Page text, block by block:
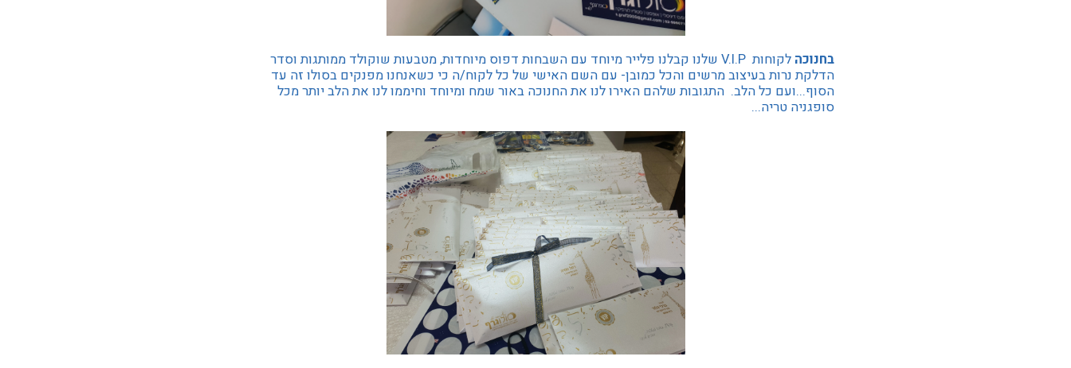
בחנוכה
לקוחות V.I.P שלנו קבלנו פלייר מיוחד עם השבחות דפוס מיוחדות, מטבעות שוקולד ממותגות וסדר
הדלקת נרות בעיצוב מרשים והכל כמובן- עם השם האישי של כל לקוח/ה כי כשאנחנו מפנקים בסולו זה עד
הסוף...ועם כל הלב. התגובות שלהם האירו לנו את החנוכה באור שמח ומיוחד וחיממו לנו את הלב יותר מכל
סופגניה טריה...